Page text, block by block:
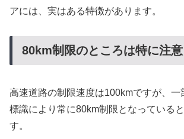
アには、実はある特徴があります。
80km制限のところは特に注意
高速道路の制限速度は100kmですが、一
標識により常に80km制限となっている
す。